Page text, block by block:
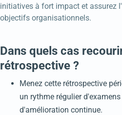
initiatives à fort impact et assurez
objectifs organisationnels.
Dans quels cas
rétrospective ?
Menez cette rétrospective
un rythme régulier
d'amélioration continue.